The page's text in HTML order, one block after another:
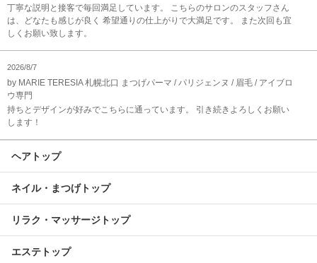
丁寧な説明と接客で毎回満足しています。 こちらのサロンのスタッフさん
は、どなたも感じが良く 希望通りの仕上がりで大満足です。 また次回も宜
しくお願い致します。
2026/8/7
by MARIE TERESIA 札幌北口 まつげパーマ / パリジェンヌ / 眉毛 / アイブロ
ウ専門
持ちとデザインが好みでこちらに通っています。 引き続きよろしくお願い
します！
ヘアトップ
ネイル・まつげトップ
リラク・マッサージトップ
エステトップ